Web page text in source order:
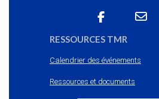
RESSOURCES TMR
Calendrier des événements
Ressources et documents